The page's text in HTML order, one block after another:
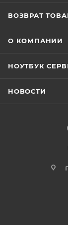
ВОЗВРАТ
О КОМПАНИИ
НОУТБУК
НОВОСТИ